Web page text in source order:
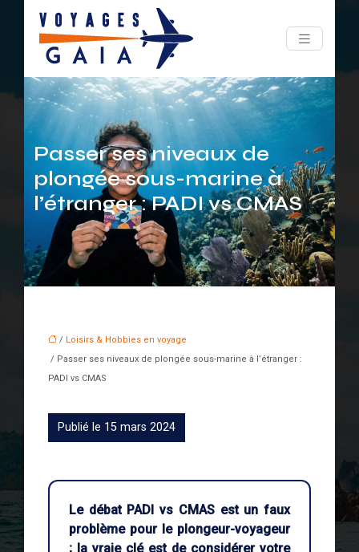
Passer ses niveaux de
plongée sous-marine à
l’étranger : PADI vs CMAS
/ Loisirs & Hobbies en voyage
/ Passer ses niveaux de plongée sous-marine à l’étranger :
PADI vs CMAS
Publié le 15 mars 2024
Le débat PADI vs CMAS est un faux
problème pour le plongeur-voyageur
; la vraie clé est de considérer votre